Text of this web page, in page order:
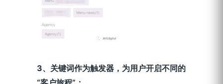
3、关键词作为触发器，为用户开启不同的